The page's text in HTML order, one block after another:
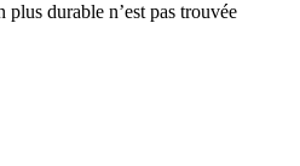
durable n’est pas trouvée